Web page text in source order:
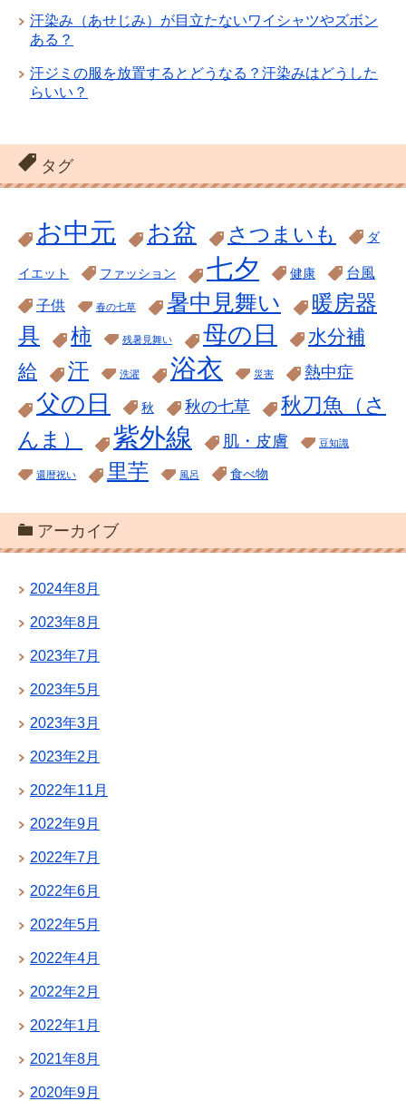
汗染み（あせじみ）が目立たないワイシャツやズボン
ある？
汗ジミの服を放置するとどうなる？汗染みはどうした
らいい？
タグ
お中元 お盆 さつまいも ダ
イエット ファッション 七夕 健康
台風
子供
春の七草 暑中見舞い
暖房器
具
柿 残暑見舞い 母の日
水分補
給
汗 洗濯 浴衣 災害 熱中症
父の日 秋 秋の七草
秋刀魚（さ
んま）
紫外線 肌・皮膚 豆知識
還暦祝い 里芋 風呂 食べ物
アーカイブ
2024年8月
2023年8月
2023年7月
2023年5月
2023年3月
2023年2月
2022年11月
2022年9月
2022年7月
2022年6月
2022年5月
2022年4月
2022年2月
2022年1月
2021年8月
2020年9月